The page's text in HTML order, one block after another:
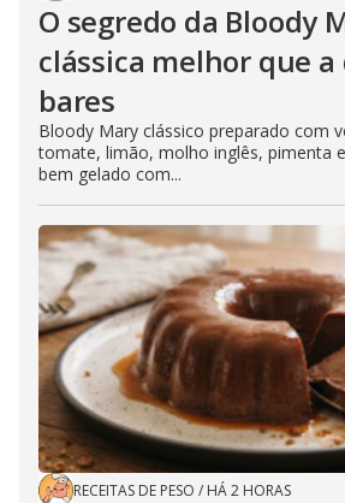
O segredo da Bloody
clássica melhor que
bares
Bloody Mary clássico preparado com
tomate, limão, molho inglês, pimenta
bem gelado com...
RECEITAS DE PESO / HÁ 2 HORAS